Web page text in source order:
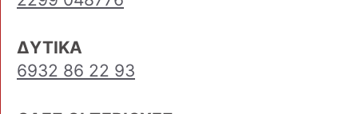
ΔΥΤΙΚΑ
6932 86 22 93